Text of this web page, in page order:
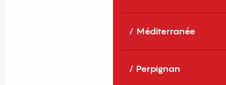
Méditerranée
Perpignan